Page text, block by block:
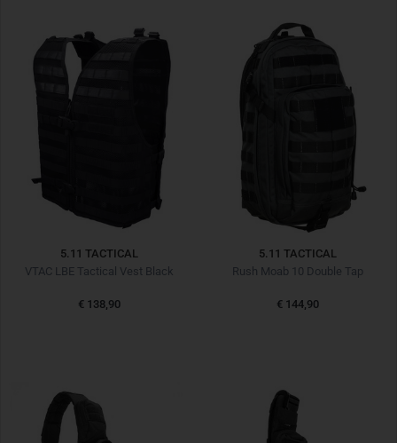
5.11 TACTICAL
VTAC LBE Tactical Vest Black
€ 138,90
5.11 TACTICAL
Rush Moab 10 Double Tap
€ 144,90